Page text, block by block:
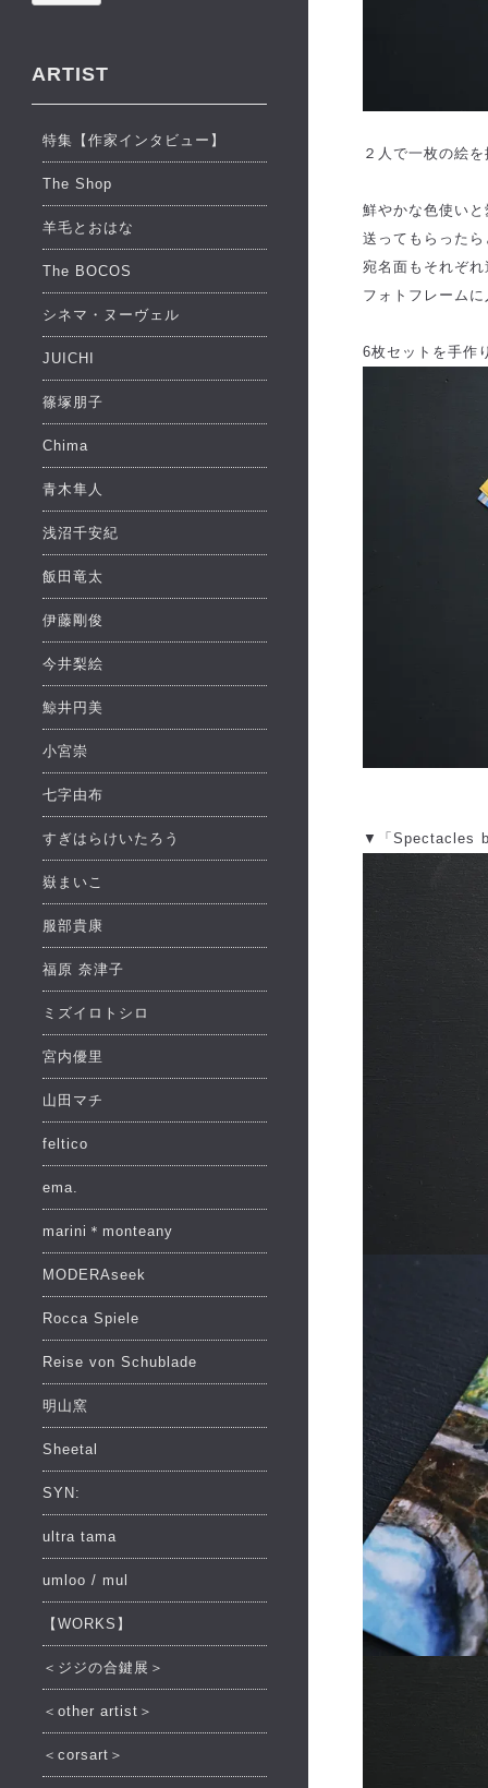
２人で一枚の絵
鮮やかな色使い
送ってもらった
宛名面もそれぞ
フォトフレーム
6枚セットを手作
▼「Spectacles
ARTIST
特集【作家インタビュー】
The Shop
羊毛とおはな
The BOCOS
シネマ・ヌーヴェル
JUICHI
篠塚朋子
Chima
青木隼人
浅沼千安紀
飯田竜太
伊藤剛俊
今井梨絵
鯨井円美
小宮崇
七字由布
すぎはらけいたろう
嶽まいこ
服部貴康
福原 奈津子
ミズイロトシロ
宮内優里
山田マチ
feltico
ema.
marini＊monteany
MODERAseek
Rocca Spiele
Reise von Schublade
明山窯
Sheetal
SYN:
ultra tama
umloo / mul
【WORKS】
＜ジジの合鍵展＞
＜other artist＞
＜corsart＞